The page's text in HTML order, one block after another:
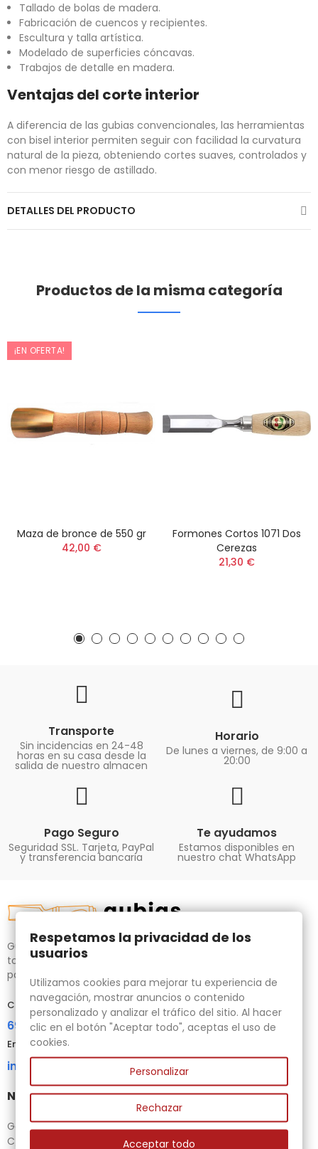
Tallado de bolas de madera.
Fabricación de cuencos y recipientes.
Escultura y talla artística.
Modelado de superficies cóncavas.
Trabajos de detalle en madera.
Ventajas del corte interior
A diferencia de las gubias convencionales, las herramientas
con bisel interior permiten seguir con facilidad la curvatura
natural de la pieza, obteniendo cortes suaves, controlados y
con menor riesgo de astillado.
DETALLES DEL PRODUCTO
Productos de la misma categoría
¡EN OFERTA!
Maza de bronce de 550 gr
42,00 €
Formones Cortos 1071 Dos
Cerezas
21,30 €
Transporte
Sin incidencias en 24-48
horas en su casa desde la
salida de nuestro almacen
Horario
De lunes a viernes, de 9:00 a
20:00
Pago Seguro
Seguridad SSL. Tarjeta, PayPal
y transferencia bancaria
Te ayudamos
Estamos disponibles en
nuestro chat WhatsApp
Gubias.com.es, tu tienda especializada en talla de madera,
tornos para bricolaje y maquinaria para la madera auxiliar
para tus necesidades.
Contacta con nosotros
696 95 85 58
Email
info@gubias.com.es
Nuestra tienda
Ganiveteria Rius
C/ Goleta, 11
Respetamos la privacidad de los
usuarios
Utilizamos cookies para mejorar tu experiencia de
navegación, mostrar anuncios o contenido
personalizado y analizar el tráfico del sitio. Al hacer
clic en el botón "Aceptar todo", aceptas el uso de
cookies.
Personalizar
Rechazar
Acceptar todo